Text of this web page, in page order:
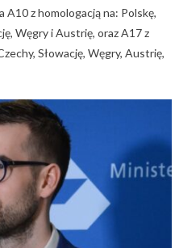
z homologacją na: Polskę,
Węgry i Austrię, oraz A17 z
Słowację, Węgry, Austrię,